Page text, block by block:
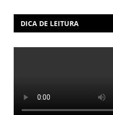
DICA DE LEITURA